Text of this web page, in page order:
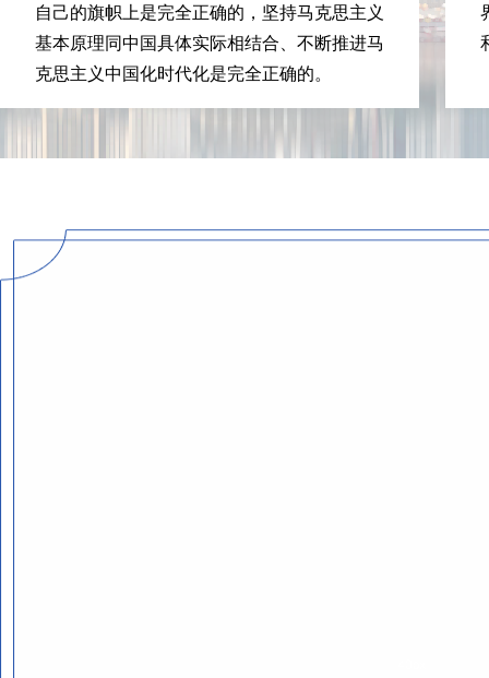
自己的旗帜上是完全正确的，坚持马克思主义
基本原理同中国具体实际相结合、不断推进马
克思主义中国化时代化是完全正确的。